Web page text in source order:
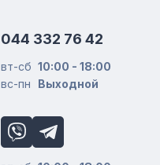
044 332 76 42
вт-сб 10:00 - 18:00
вс-пн
Выходной